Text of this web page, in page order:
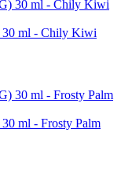
30 ml - Chily Kiwi
ml - Frosty Palm